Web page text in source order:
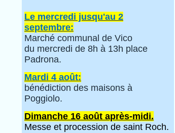
Le mercredi jusqu'au 2
septembre:
Marché communal de Vico
du mercredi de 8h à 13h place
Padrona.
Mardi 4 août:
bénédiction des maisons à
Poggiolo.
Dimanche 16 août après-midi.
Messe et procession de saint Roch.